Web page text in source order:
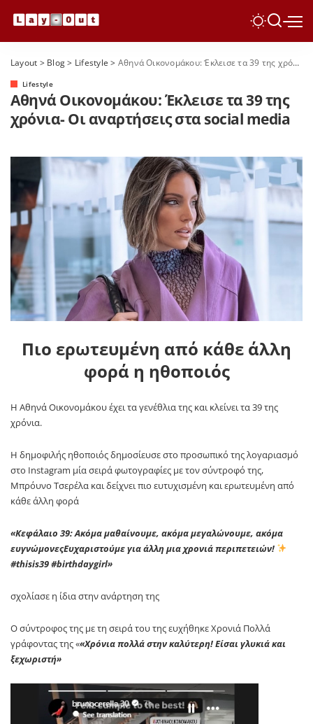
Layout > Blog> Lifestyle > Αθηνά Οικονομάκου: Έκλεισε τα 39 της χρόνια- Οι αναρτήσεις στα social media
Lifestyle
Αθηνά Οικονομάκου: Έκλεισε τα 39 της
χρόνια- Οι αναρτήσεις στα social media
Πιο ερωτευμένη από κάθε άλλη
φορά η ηθοποιός
Η Αθηνά Οικονομάκου έχει τα γενέθλια της και κλείνει τα 39 της
χρόνια.
Η δημοφιλής ηθοποιός δημοσίευσε στο προσωπικό της λογαριασμό
στο Instagram μία σειρά φωτογραφίες με τον σύντροφό της,
Μπρόυνο Τσερέλα και δείχνει πιο ευτυχισμένη και ερωτευμένη από
κάθε άλλη φορά
«Κεφάλαιο 39: Ακόμα μαθαίνουμε, ακόμα μεγαλώνουμε, ακόμα
ευγνώμονεςΕυχαριστούμε για άλλη μια χρονιά περιπετειών!
#thisis39 #birthdaygirl»
σχολίασε η ίδια στην ανάρτηση της
Ο σύντροφος της με τη σειρά του της ευχήθηκε Χρονιά Πολλά
γράφοντας της ««Xρόνια πολλά στην καλύτερη! Είσαι γλυκιά και
ξεχωριστή»